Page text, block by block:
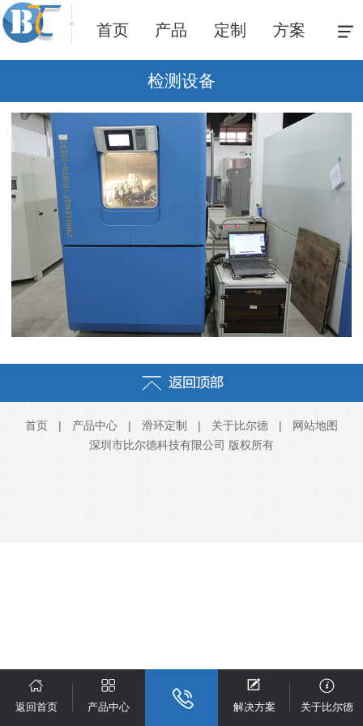
首页 产品 定制 方案
检测设备
首页 | 产品中心 | 滑环定制 | 关于比尔德 |
网站地图
深圳市比尔德科技有限公司 版权所有
返回首页 产品中心 解决方案 关于比尔德